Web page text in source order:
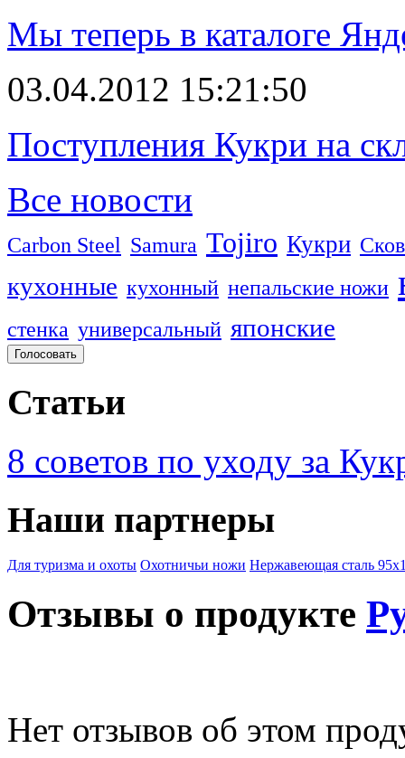
Мы теперь в каталоге
03.04.2012 15:21:50
Поступления Кукри на
Все новости
Carbon Steel Samura Tojiro Кукри
кухонные кухонный непальские ножи
стенка универсальный японские
Статьи
8 советов по уходу за
Наши партнеры
Для туризма и охоты Охотничьи ножи Нержавеющая сталь
Отзывы о продукте
Нет отзывов об этом